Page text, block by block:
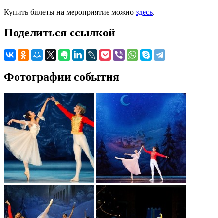
Купить билеты на мероприятие можно здесь.
Поделиться ссылкой
Фотографии события